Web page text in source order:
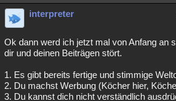
Lesenswert Schlüsselwörter
interpreter
Ok dann werd ich jetzt mal von Anfang an
dir und deinen Beiträgen stört.
1. Es gibt bereits fertige und stimmige
2. Du machst Werbung (Köcher hier,
3. Du kannst dich nicht verständlich